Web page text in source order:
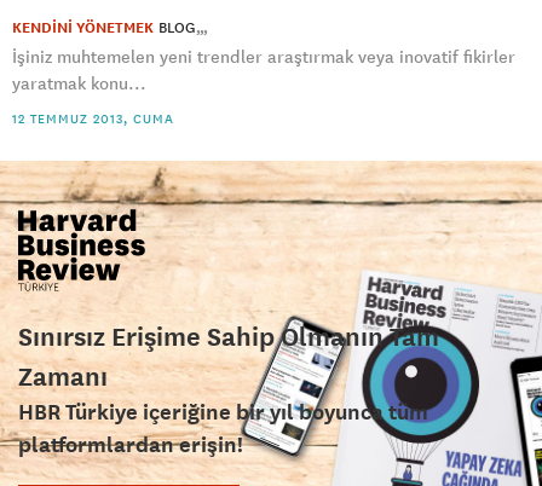
KENDİNİ YÖNETMEK BLOG
İşiniz muhtemelen yeni trendler araştırmak veya inovatif fikirler
yaratmak konu...
12 TEMMUZ 2013, CUMA
Sınırsız Erişime Sahip Olmanın Tam
Zamanı
HBR Türkiye içeriğine bir yıl boyunca tüm
platformlardan erişin!